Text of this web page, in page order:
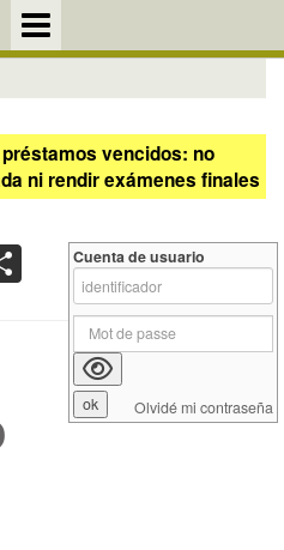
vencidos: no
ni rendir exámenes finales
Cuenta de usuario
Olvidé mi contraseña